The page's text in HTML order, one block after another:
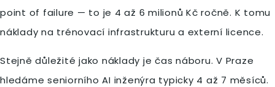
point of failure — to je 4 až 6 milionů Kč ročně. K tomu
náklady na trénovací infrastrukturu a externí licence.
Stejně důležité jako náklady je čas náboru. V Praze
hledáme seniorního AI inženýra typicky 4 až 7 měsíců.